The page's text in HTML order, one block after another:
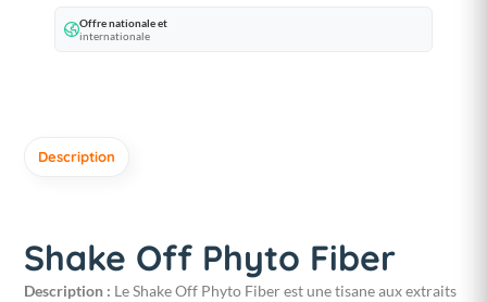
Offre nationale et
internationale
Description
Shake Off Phyto Fiber
Description : Le Shake Off Phyto Fiber est une tisane aux extraits